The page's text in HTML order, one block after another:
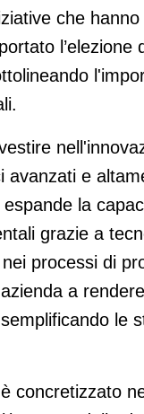
che
l’elezione
avanzati e
la
grazie a
processi di
a
concretizzato